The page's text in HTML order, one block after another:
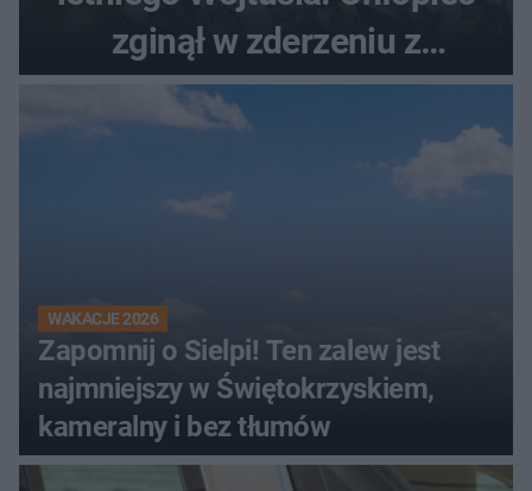
zginął w zderzeniu z
kombajnem
WAKACJE 2026
Zapomnij o Sielpi! Ten zalew jest
najmniejszy w Świętokrzyskiem,
kameralny i bez tłumów